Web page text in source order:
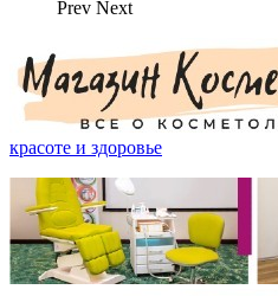
Prev Next
красоте и здоровье